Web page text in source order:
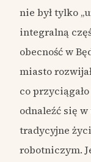
nie był tylko
integralną
obecność w
miasto
co
odnaleźć się
tradycyjne
robotniczym.